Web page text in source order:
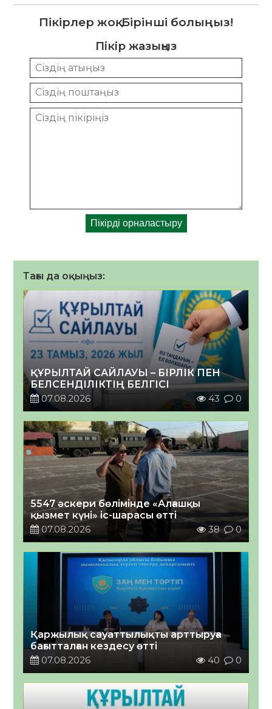
Пікірлер жоқ. Бірінші болыңыз!
Пікір жазыңыз
Тағы да оқыңыз:
ҚҰРЫЛТАЙ САЙЛАУЫ – БІРЛІК ПЕН
БЕЛСЕНДІЛІКТІҢ БЕЛГІСІ
07.08.2026
43 0
5547 әскери бөлімінде «Алғашқы
қызмет күні» іс-шарасы өтті
07.08.2026
38 0
Қаржылық сауаттылықты арттыруға
бағытталған кездесу өтті
07.08.2026
40 0